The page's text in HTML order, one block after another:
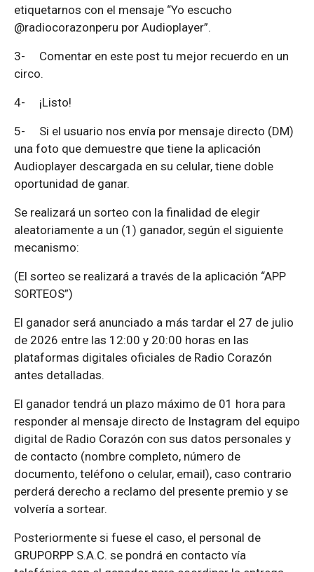
etiquetarnos con el mensaje “Yo escucho
@radiocorazonperu por Audioplayer”.
3- Comentar en este post tu mejor recuerdo en un
circo.
4- ¡Listo!
5- Si el usuario nos envía por mensaje directo (DM)
una foto que demuestre que tiene la aplicación
Audioplayer descargada en su celular, tiene doble
oportunidad de ganar.
Se realizará un sorteo con la finalidad de elegir
aleatoriamente a un (1) ganador, según el siguiente
mecanismo:
(El sorteo se realizará a través de la aplicación “APP
SORTEOS”)
El ganador será anunciado a más tardar el 27 de julio
de 2026 entre las 12:00 y 20:00 horas en las
plataformas digitales oficiales de Radio Corazón
antes detalladas.
El ganador tendrá un plazo máximo de 01 hora para
responder al mensaje directo de Instagram del equipo
digital de Radio Corazón con sus datos personales y
de contacto (nombre completo, número de
documento, teléfono o celular, email), caso contrario
perderá derecho a reclamo del presente premio y se
volvería a sortear.
Posteriormente si fuese el caso, el personal de
GRUPORPP S.A.C. se pondrá en contacto vía